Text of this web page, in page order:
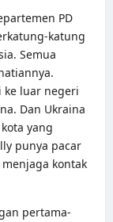
PD
katung
Semua
ke luar negeri
Dan Ukraina
yang
punya pacar
kontak
pertama-